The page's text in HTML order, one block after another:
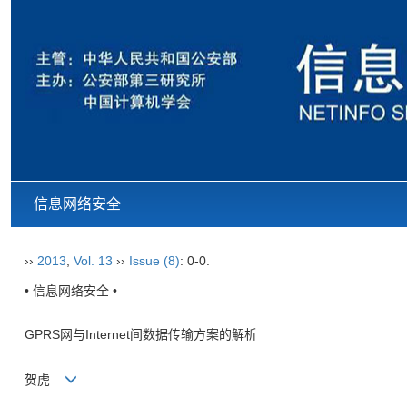
信息网络安全
›› 2013 Vol. 13 ›› Issue (8): 0-0.
• 信息网络安全 •
GPRS网与Internet间数据传输方案的解析
贺虎